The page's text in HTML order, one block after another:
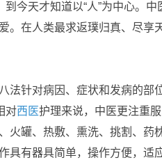
今天才知道以“人”为中心。中
。在人类最求返璞归真、尽享
针对病因、症状和发病的部位
对西医护理来说，中医更注重
火罐、热敷、熏洗、挑割、药枕
具有器具简单，操作方便，适